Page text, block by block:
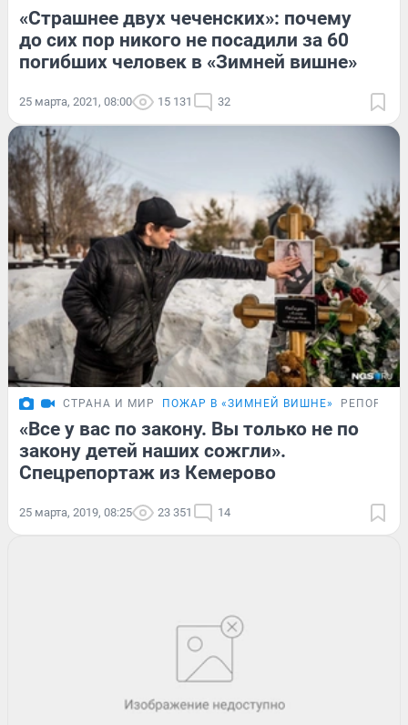
«Страшнее двух чеченских»: почему
до сих пор никого не посадили за 60
погибших человек в «Зимней вишне»
25 марта, 2021, 08:00 15 131 32
СТРАНА И МИР ПОЖАР В «ЗИМНЕЙ ВИШНЕ» РЕПОРТАЖ
«Все у вас по закону. Вы только не по
закону детей наших сожгли».
Спецрепортаж из Кемерово
25 марта, 2019, 08:25 23 351 14